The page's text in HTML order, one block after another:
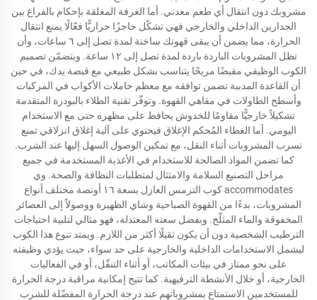
مشروبك دون انتقال أي طعم معدني. أما الغرفة المغلقة بإحكام بالفراغ بين
الجدارين الداخلي والخارجي فهي تشكّل حاجزًا حراريًّا فعّالًا يمنع انتقال
الحرارة، مما يضمن أن يبقى قهوتك ساخنة لمدة تصل إلى ٦ ساعات، وأن
تظل المشروبات الباردة باردة لمدة تصل إلى ١٢ ساعة. ويتضمّن تصميم
الكوب الوظيفي مقبضًا مريحًا يتناسب بشكل طبيعي مع قبضة يدك، في حين
أن القاعدة المدببة تضمن توافقه مع معظم حاملات الأكواب في المركبات
وأسطح الطاولات في مقاهي القهوة. وتوفّر تقنية الطلاء بالبودرة المتقدمة
تشكيلاً خارجيًّا مقاومًا للخدوش يحافظ على مظهره حتى مع الاستخدام
اليومي. أما الغطاء المُحكم الإغلاق فيحتوي على آلية إغلاق انزلاقي تمنع
تسرب المشروبات أثناء النقل، مع تمكين الوصول السهل إليها عند الشرب.
كما تضمن المواد الصالحة للاستخدام في الأغذية المستخدمة في جميع
مراحل التصنيع السلامة والامتثال لمتطلبات النظافة والصحة. وي
accommodates كوب الترمس العازل بسعة ١٦ أونصة مختلف أنواع
المشروبات، بدءًا من القهوة الصباحية وشاي الظهيرة ووصولاً إلى العصائر
المخفوقة والماء المثلّج. وبفضل سعته المعتدلة، فهو مثالي لتلبية احتياجات
الترطيب الشخصية دون أن يكون ثقيلًا أكثر من اللازم. ويمتد تنوع هذا الكوب
ليشمل الاستخدامات الداخلية والخارجية على حد سواء، حيث يؤدي وظيفته
على نحو ممتاز في بيئات المكاتب، أو أثناء التنقّل، أو في الفعاليات
الخارجية، أو خلال الأنشطة الترفيهية. كما تتيح إمكانية مراقبة درجة الحرارة
للمستخدمين الاستمتاع بمشروباتهم عند درجة الحرارة المفضّلة للشرب